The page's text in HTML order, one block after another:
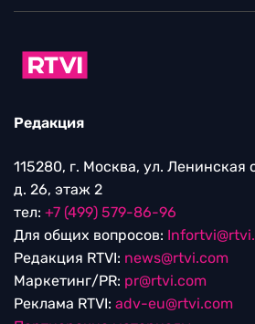
Редакция
115280, г. Москва, ул. Ленинская
д. 26, этаж 2
тел: +7 (499) 579-86-96
Для общих вопросов:
Редакция RTVI: news@rtvi.com
Маркетинг/PR: pr@rtvi.com
Реклама RTVI: adv-eu@rtvi.com